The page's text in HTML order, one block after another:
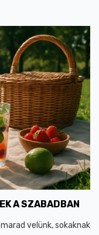
A SZABADBAN
velünk, sokaknak